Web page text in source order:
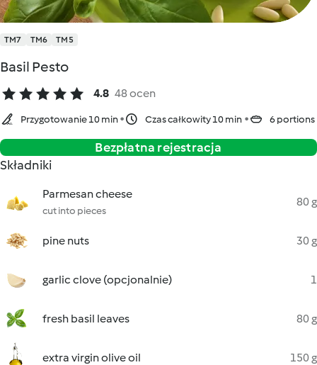
TM7 TM6 TM5
Basil Pesto
4.8 48 ocen
Przygotowanie 10 min Czas całkowity 10 min 6 portions
Bezpłatna rejestracja
Składniki
Parmesan cheese
cut into pieces
80 g
pine nuts 30 g
garlic clove (opcjonalnie) 1
fresh basil leaves 80 g
extra virgin olive oil 150 g